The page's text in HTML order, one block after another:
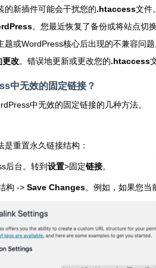
的新插件可能会干扰您的.htaccess文件
。您最近恢复了备份或将站点切
题或WordPress核心后出现的不兼容问
改。错误地更新或更改您的.htaccess
中无效的固定链接？
中无效的固定链接的几种方法。
重置永久链接结构：
后台。转到设置>固定链接。
构 -> Save Changes。例如，如果您当